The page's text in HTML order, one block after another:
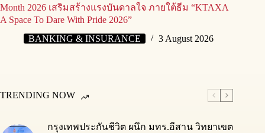
Month 2026 เสริมสร้างแรงบันดาลใจ ภายใต้ธีม “KTAXA
A Space To Dare With Pride 2026”
BANKING & INSURANCE
3 August 2026
TRENDING NOW
กรุงเทพประกันชีวิต ผนึก มทร.อีสาน วิทยาเขต